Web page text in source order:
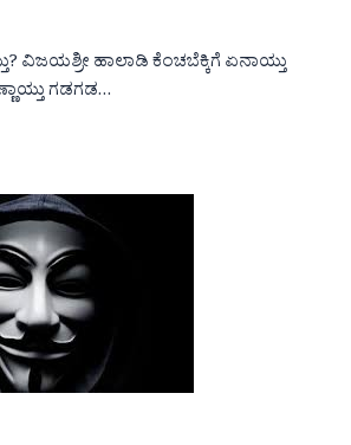
ವಿಜಯಶ್ರೀ ಹಾಲಾಡಿ ಕೆಂಚಬೆಕ್ಕಿಗೆ ಏನಾಯ್ತು
ಗಡಗಡ…